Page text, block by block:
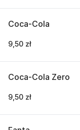
Coca-Cola
9,50 zł
Coca-Cola Zero
9,50 zł